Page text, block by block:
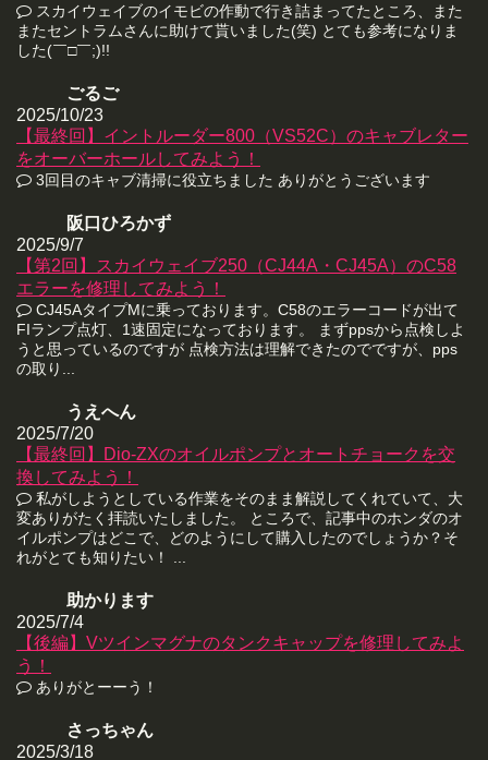
スカイウェイブのイモビの作動で行き詰まってたところ、また
またセントラムさんに助けて貰いました(笑) とても参考になりま
した(￣□￣;)!!
ごるご
2025/10/23
【最終回】イントルーダー800（VS52C）のキャブレター
をオーバーホールしてみよう！
3回目のキャブ清掃に役立ちました ありがとうございます
阪口ひろかず
2025/9/7
【第2回】スカイウェイブ250（CJ44A・CJ45A）のC58
エラーを修理してみよう！
CJ45AタイプMに乗っております。C58のエラーコードが出て
FIランプ点灯、1速固定になっております。 まずppsから点検しよ
うと思っているのですが 点検方法は理解できたのでですが、pps
の取り...
うえへん
2025/7/20
【最終回】Dio-ZXのオイルポンプとオートチョークを交
換してみよう！
私がしようとしている作業をそのまま解説してくれていて、大
変ありがたく拝読いたしました。 ところで、記事中のホンダのオ
イルポンプはどこで、どのようにして購入したのでしょうか？そ
れがとても知りたい！ ...
助かります
2025/7/4
【後編】Vツインマグナのタンクキャップを修理してみよ
う！
ありがとーーう！
さっちゃん
2025/3/18